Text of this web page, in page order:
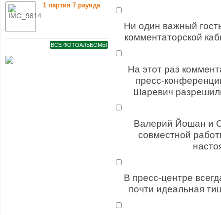
Ни один важный
комментаторской
На этот раз
пресс-
Шаревич
Валерий Йошан и
совместной
В пресс-центре
почти идеальная
1 партия 7 раунда
ВСЕ ФОТОАЛЬБОМЫ